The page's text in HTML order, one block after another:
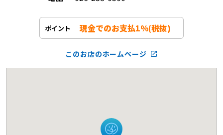
ポイント 現金でのお支払1%(税抜)
このお店のホームページ launch